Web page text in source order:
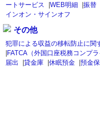
ートサービス
|WEB明細 |振替
インオン・サインオフ
その他
犯罪による収益の移転防止に関
|FATCA（外国口座税務コンプラ
届出
|貸金庫 |休眠預金 |預金